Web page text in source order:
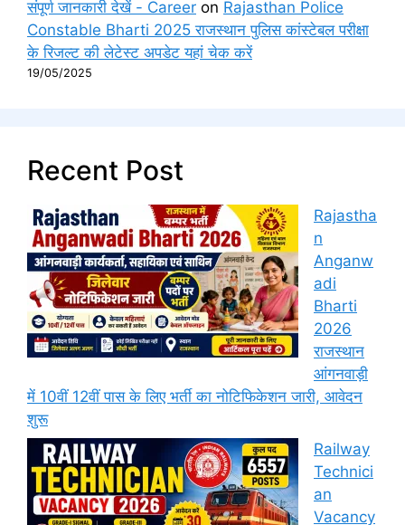
संपूर्ण जानकारी देखें - Career on Rajasthan Police
Constable Bharti 2025 राजस्थान पुलिस कांस्टेबल परीक्षा
के रिजल्ट की लेटेस्ट अपडेट यहां चेक करें
19/05/2025
Recent Post
Rajastha
n
Anganw
adi
Bharti
2026
राजस्थान
आंगनवाड़ी
में 10वीं 12वीं पास के लिए भर्ती का नोटिफिकेशन जारी, आवेदन
शुरू
Railway
Technici
an
Vacancy